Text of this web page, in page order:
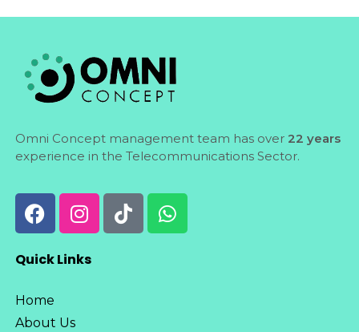
Omni Concept management team has over 22 years
experience in the Telecommunications Sector.
Quick Links
Home
About Us